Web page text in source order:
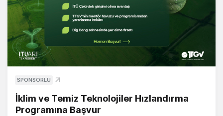
SPONSORLU
İklim ve Temiz Teknolojiler Hızlandırma
Programına Başvur